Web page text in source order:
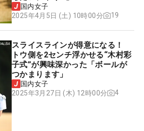
国内女子
2025年4月5日 (土) 10時00分
19
スライスラインが得意になる！
トウ側を2センチ浮かせる“木村彩
子式”が興味深かった「ボールが
つかまります」
国内女子
2025年3月27日 (木) 12時00分
4